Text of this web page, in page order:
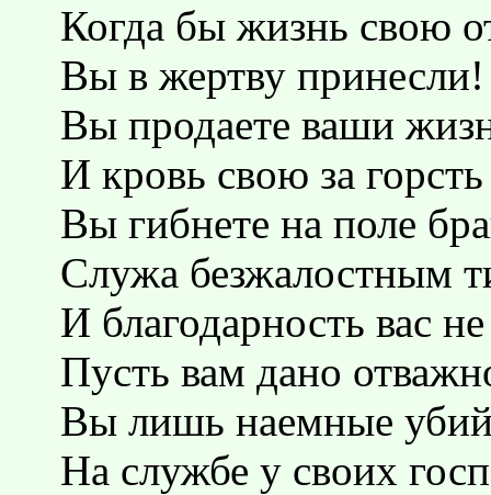
Когда бы жизнь свою
Вы в жертву
Вы продаете ваши
И кровь свою за
Вы гибнете на поле
Служа безжалостным
И благодарность вас
Пусть вам дано
Вы лишь наемные
На службе у своих